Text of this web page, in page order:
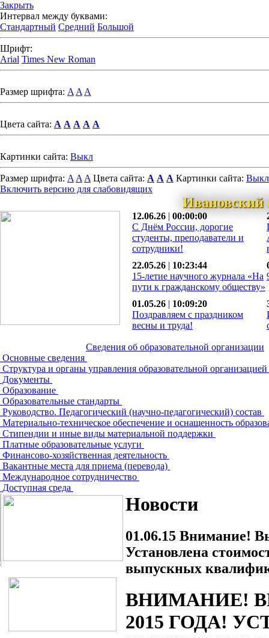
Закрыть
Интервал между буквами:
Стандартный Средний Большой
Шрифт:
Arial Times New Roman
Размер шрифта: A A A
Цвета сайта: A A A A A
Картинки сайта: Выкл
Размер шрифта: A A A Цвета сайта: A A A Картинки сайта: Выкл
Включить версию для слабовидящих
12.06.26 | 00:00:00
С Днём России, дорогие
студенты, преподаватели и
сотрудники!
22.05.26 | 10:23:44
15-летие научного журнала «На
пути к гражданскому обществу»
01.05.26 | 10:09:20
Поздравляем с праздником
весны и труда!
Сведения об образовательной организации
Основные сведения
Структура и органы управления образовательной организацией
Документы
Образование
Образовательные стандарты
Руководство. Педагогический (научно-педагогический) состав
Материально-техническое обеспечение и оснащенность
Стипендии и иные виды материальной поддержки
Платные образовательные услуги
Финансово-хозяйственная деятельность
Вакантные места для приема (перевода)
Международное сотрудничество
Доступная среда
Новости
01.06.15 Внимание!
Установлена
выпускных
ВНИМАНИЕ!
2015 ГОДА!